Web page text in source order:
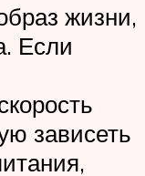
жизни,
Если
зависеть